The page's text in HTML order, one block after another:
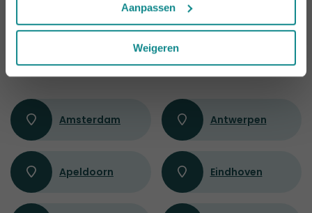
Aanpassen
Weigeren
9 leslocatiesdoor heel
Nederland en België
Amsterdam Antwerpen
Apeldoorn Eindhoven